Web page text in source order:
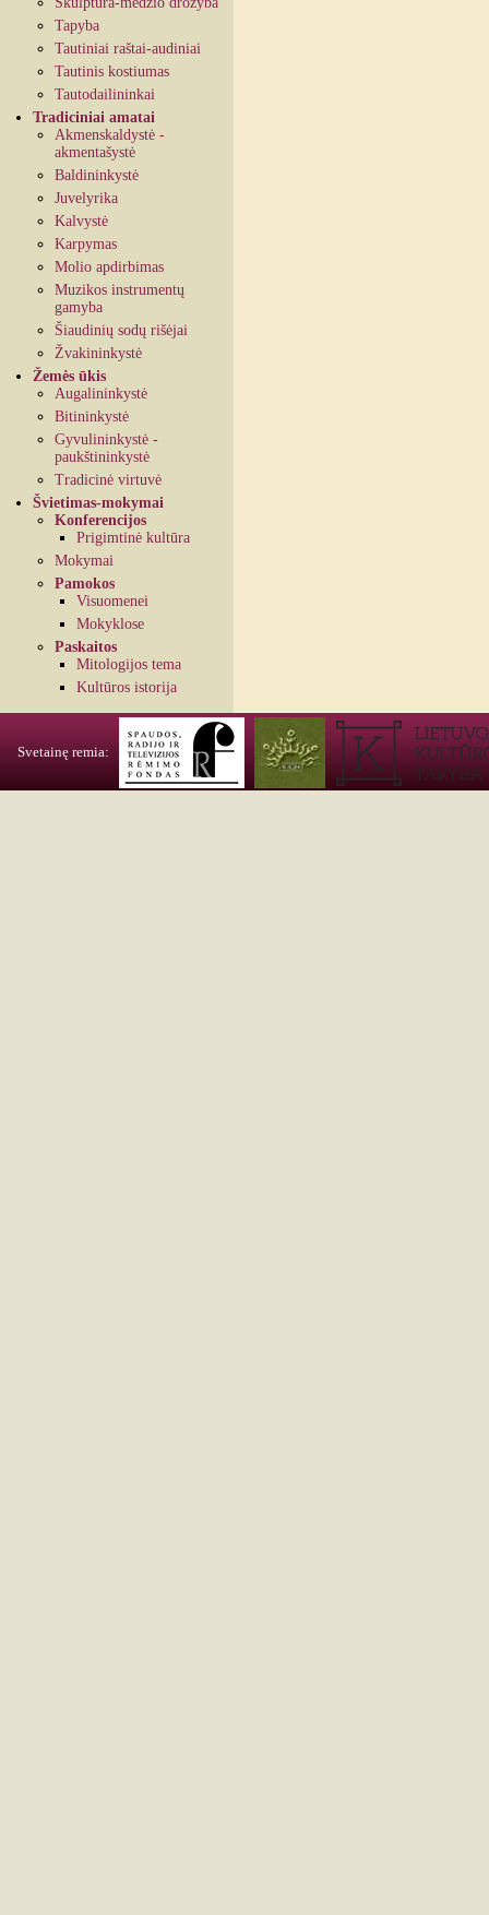
Tapyba
Tautiniai raštai-audiniai
Tautinis kostiumas
Tautodailininkai
Tradiciniai amatai
Akmenskaldystė -
akmentašystė
Baldininkystė
Juvelyrika
Kalvystė
Karpymas
Molio apdirbimas
Muzikos instrumentų
gamyba
Šiaudinių sodų rišėjai
Žvakininkystė
Žemės ūkis
Augalininkystė
Bitininkystė
Gyvulininkystė -
paukštininkystė
Tradicinė virtuvė
Švietimas-mokymai
Konferencijos
Prigimtinė kultūra
Mokymai
Pamokos
Visuomenei
Mokyklose
Paskaitos
Mitologijos tema
Kultūros istorija
Svetainę remia: